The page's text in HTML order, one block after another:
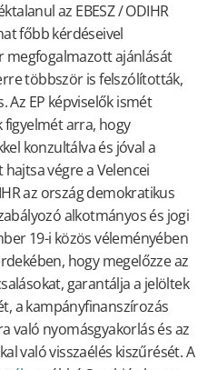
az EBESZ / ODIHR
főbb kérdéseivel
megfogalmazott ajánlását
többször is felszólították,
Az EP képviselők ismét
arra, hogy
konzultálva és jóval a
végre a Velencei
az ország demokratikus
alkotmányos és jogi
19-i közös véleményében
hogy megelőzze az
garantálja a jelöltek
a kampányfinanszírozás
való nyomásgyakorlás és az
való visszaélés kiszűrését. A